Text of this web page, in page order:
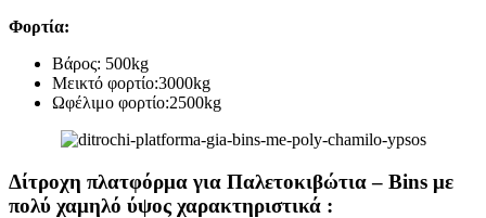
Φορτία:
Βάρος: 500kg
Μεικτό φορτίο:3000kg
Ωφέλιμο φορτίο:2500kg
Δίτροχη πλατφόρμα για Παλετοκιβώτια – Bins με
πολύ χαμηλό ύψος χαρακτηριστικά :